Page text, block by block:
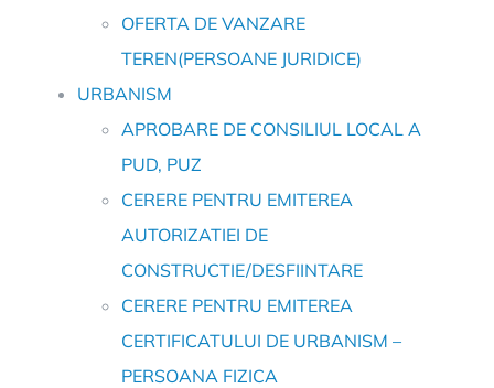
OFERTA DE VANZARE
TEREN(PERSOANE JURIDICE)
URBANISM
APROBARE DE CONSILIUL LOCAL A
PUD, PUZ
CERERE PENTRU EMITEREA
AUTORIZATIEI DE
CONSTRUCTIE/DESFIINTARE
CERERE PENTRU EMITEREA
CERTIFICATULUI DE URBANISM –
PERSOANA FIZICA